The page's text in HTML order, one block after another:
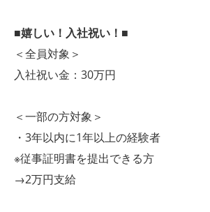
■嬉しい！入社祝い！■
＜全員対象＞
入社祝い金：30万円
＜一部の方対象＞
・3年以内に1年以上の経験者
※従事証明書を提出できる方
→2万円支給